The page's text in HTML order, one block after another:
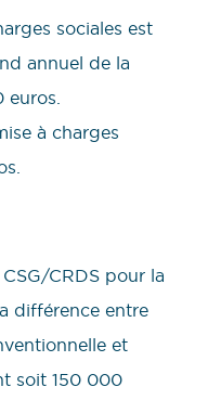
sociales est
annuel de la
euros.
à charges
CRDS pour la
différence entre
et
soit 150 000